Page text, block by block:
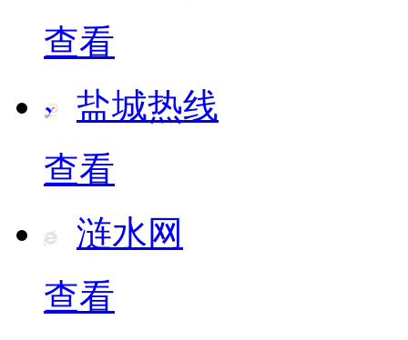
查看
盐城热线
查看
涟水网
查看